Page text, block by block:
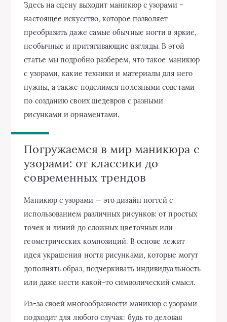
Здесь на сцену выходит маникюр с узорами –
настоящее искусство, которое позволяет
преобразить даже самые обычные ногти в яркие,
необычные и притягивающие взгляды. В этой
статье мы подробно разберем, что такое маникюр
с узорами, какие техники и материалы для него
нужны, а также поделимся полезными советами
по созданию своих шедевров с разными
рисунками и орнаментами.
Погружаемся в мир маникюра с
узорами: от классики до
современных трендов
Маникюр с узорами — это дизайн ногтей с
использованием различных рисунков: от простых
точек и линий до сложных цветочных или
геометрических композиций. В основе лежит
идея украшения ногтя рисунками, которые могут
дополнять образ, подчеркивать индивидуальность
или даже нести какой-то символический смысл.
Из-за своей многообразности маникюр с узорами
подходит для любого случая: будь то деловая